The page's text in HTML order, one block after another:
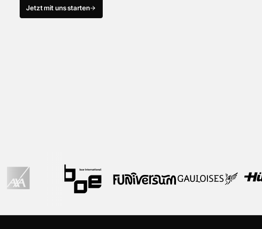
Jetzt mit uns starten